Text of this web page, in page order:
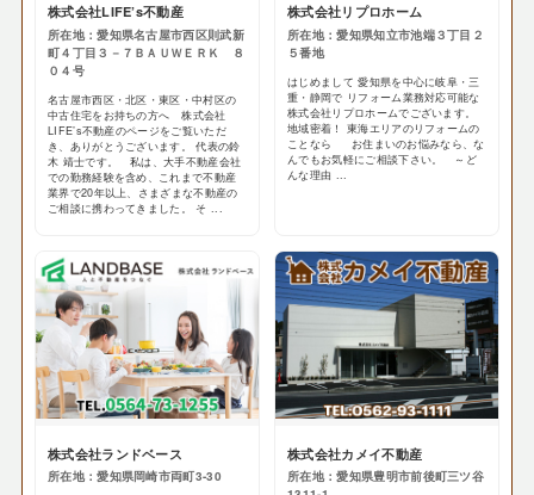
株式会社LIFE’s不動産
所在地：愛知県名古屋市西区則武新
町４丁目３－７ＢＡＵＷＥＲＫ ８
０４号
名古屋市西区・北区・東区・中村区の
中古住宅をお持ちの方へ 株式会社
LIFE’s不動産のページをご覧いただ
き、ありがとうございます。 代表の鈴
木 靖士です。 私は、大手不動産会社
での勤務経験を含め、これまで不動産
業界で20年以上、さまざまな不動産の
ご相談に携わってきました。 そ ...
株式会社リプロホーム
所在地：愛知県知立市池端３丁目２
５番地
はじめまして 愛知県を中心に岐阜・三
重・静岡で リフォーム業務対応可能な
株式会社リプロホームでございます。
地域密着！ 東海エリアのリフォームの
ことなら お住まいのお悩みなら、な
んでもお気軽にご相談下さい。 ～ど
んな理由 ...
株式会社ランドベース
所在地：愛知県岡崎市両町3-30
株式会社カメイ不動産
所在地：愛知県豊明市前後町三ツ谷